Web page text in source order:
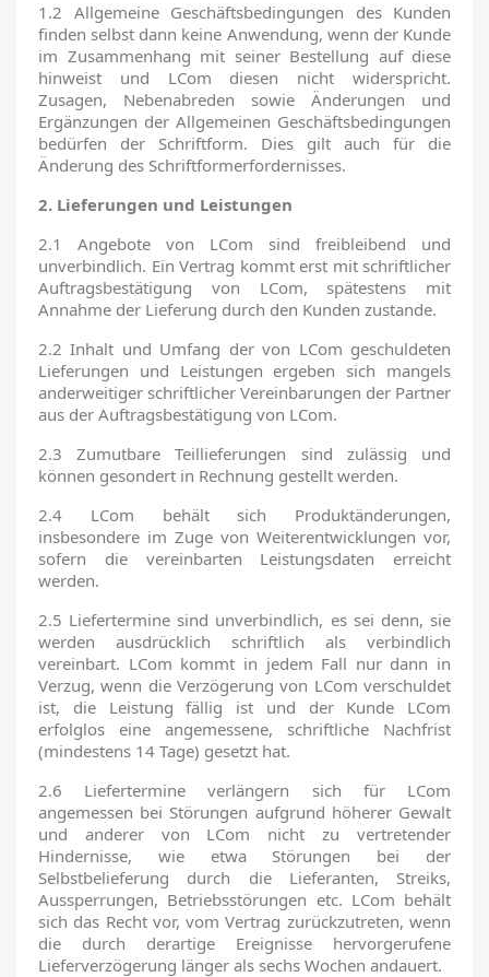
1.2 Allgemeine Geschäftsbedingungen des Kunden
finden selbst dann keine Anwendung, wenn der Kunde
im Zusammenhang mit seiner Bestellung auf diese
hinweist und LCom diesen nicht widerspricht.
Zusagen, Nebenabreden sowie Änderungen und
Ergänzungen der Allgemeinen Geschäftsbedingungen
bedürfen der Schriftform. Dies gilt auch für die
Änderung des Schriftformerfordernisses.
2. Lieferungen und Leistungen
2.1 Angebote von LCom sind freibleibend und
unverbindlich. Ein Vertrag kommt erst mit schriftlicher
Auftragsbestätigung von LCom, spätestens mit
Annahme der Lieferung durch den Kunden zustande.
2.2 Inhalt und Umfang der von LCom geschuldeten
Lieferungen und Leistungen ergeben sich mangels
anderweitiger schriftlicher Vereinbarungen der Partner
aus der Auftragsbestätigung von LCom.
2.3 Zumutbare Teillieferungen sind zulässig und
können gesondert in Rechnung gestellt werden.
2.4 LCom behält sich Produktänderungen,
insbesondere im Zuge von Weiterentwicklungen vor,
sofern die vereinbarten Leistungsdaten erreicht
werden.
2.5 Liefertermine sind unverbindlich, es sei denn, sie
werden ausdrücklich schriftlich als verbindlich
vereinbart. LCom kommt in jedem Fall nur dann in
Verzug, wenn die Verzögerung von LCom verschuldet
ist, die Leistung fällig ist und der Kunde LCom
erfolglos eine angemessene, schriftliche Nachfrist
(mindestens 14 Tage) gesetzt hat.
2.6 Liefertermine verlängern sich für LCom
angemessen bei Störungen aufgrund höherer Gewalt
und anderer von LCom nicht zu vertretender
Hindernisse, wie etwa Störungen bei der
Selbstbelieferung durch die Lieferanten, Streiks,
Aussperrungen, Betriebsstörungen etc. LCom behält
sich das Recht vor, vom Vertrag zurückzutreten, wenn
die durch derartige Ereignisse hervorgerufene
Lieferverzögerung länger als sechs Wochen andauert.